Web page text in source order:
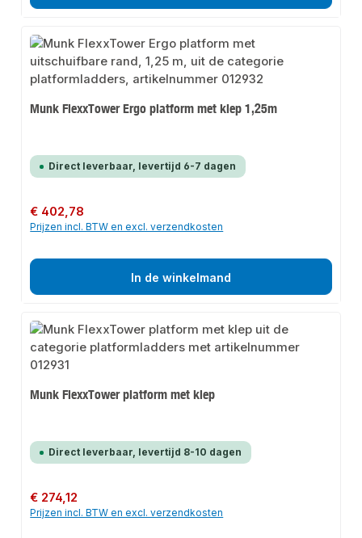
Munk FlexxTower Ergo platform met klep 1,25m
Direct leverbaar, levertijd 6-7 dagen
Normale prijs:
€ 402,78
Prijzen incl. BTW en excl. verzendkosten
In de winkelmand
Munk FlexxTower platform met klep
Direct leverbaar, levertijd 8-10 dagen
Normale prijs:
€ 274,12
Prijzen incl. BTW en excl. verzendkosten